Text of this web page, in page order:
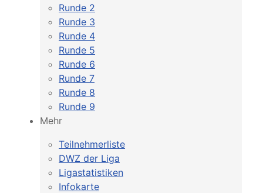
Runde 2
Runde 3
Runde 4
Runde 5
Runde 6
Runde 7
Runde 8
Runde 9
Mehr
Teilnehmerliste
DWZ der Liga
Ligastatistiken
Infokarte